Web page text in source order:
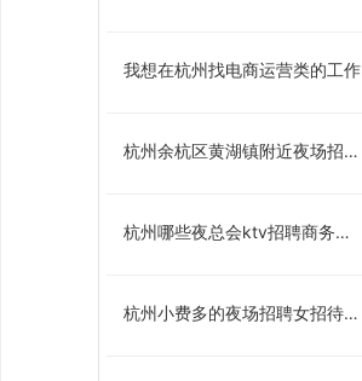
我想在杭州找电商运营类的工作
杭州余杭区黄湖镇附近夜场招聘商务接待,(不用订房任务)
杭州哪些夜总会ktv招聘商务模特,薪资待遇包括基本工资外还有其他福利吗？
杭州小费多的夜场招聘女招待,有身高要求吗？